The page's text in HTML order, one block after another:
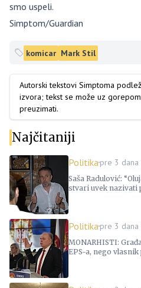
smo uspeli.
Simptom/Guardian
komicar Mark Stil
Autorski tekstovi Simptoma
izvora; tekst se može uz
preuzimati.
Najčitaniji
Politikapre 3 dana
Saša Radulović:
stvari uvek nazivati
Politikapre 3 dana
MONARHISTI:
EPS-a, nego vlasnik